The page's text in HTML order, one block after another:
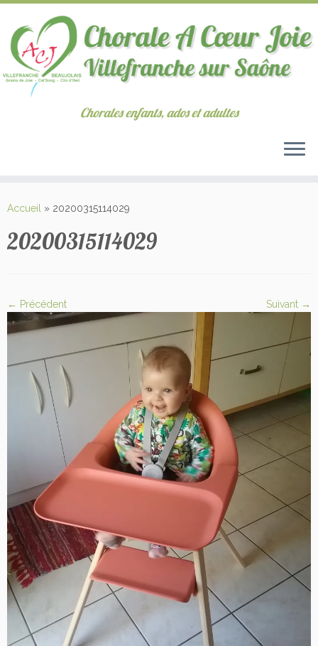
au
Chorales enfants, ados et adultes
Accueil » 20200315114029
20200315114029
← Précédent Suivant →